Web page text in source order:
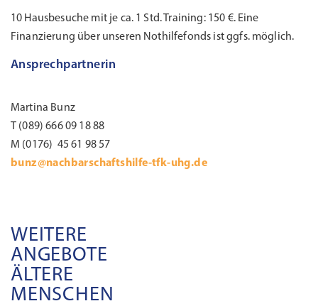
10 Hausbesuche mit je ca. 1 Std. Training: 150 €. Eine
Finanzierung über unseren Nothilfefonds ist ggfs. möglich.
Ansprechpartnerin
Martina Bunz
T (089) 666 09 18 88
M (0176) 45 61 98 57
bunz@nachbarschaftshilfe-tfk-uhg.de
WEITERE
ANGEBOTE
ÄLTERE
MENSCHEN